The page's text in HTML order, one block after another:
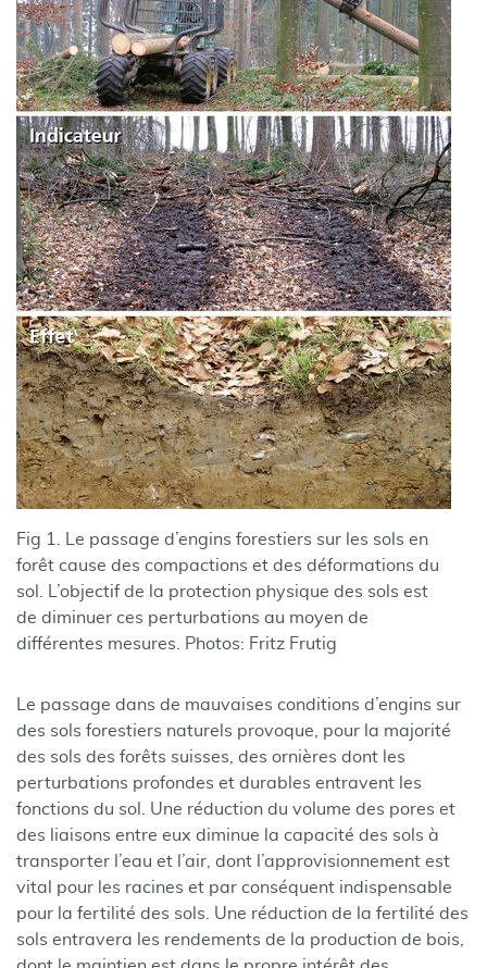
Fig 1. Le passage d’engins forestiers sur les sols en
forêt cause des compactions et des déformations du
sol. L’objectif de la protection physique des sols est
de diminuer ces perturbations au moyen de
différentes mesures. Photos: Fritz Frutig
Le passage dans de mauvaises conditions d’engins sur
des sols forestiers naturels provoque, pour la majorité
des sols des forêts suisses, des ornières dont les
perturbations profondes et durables entravent les
fonctions du sol. Une réduction du volume des pores et
des liaisons entre eux diminue la capacité des sols à
transporter l’eau et l’air, dont l’approvisionnement est
vital pour les racines et par conséquent indispensable
pour la fertilité des sols. Une réduction de la fertilité des
sols entravera les rendements de la production de bois,